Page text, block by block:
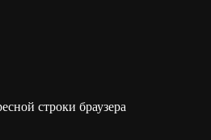
строки браузера